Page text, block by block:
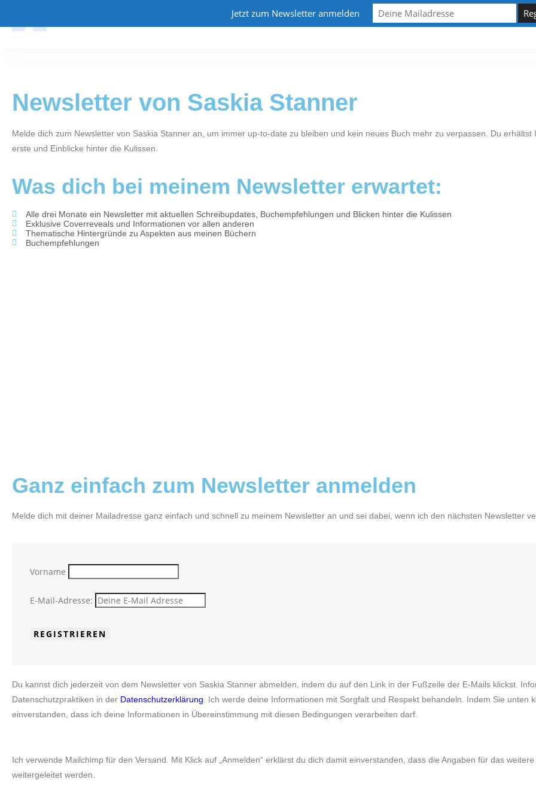
KURZGESCHICHTEN BLOG KONTAKT
Newsletter von Saskia Stanner
Melde dich zum Newsletter von Saskia Stanner an, um immer up-to-date zu bleiben und kein neues Buch mehr zu verpassen. Du
erste und Einblicke hinter die Kulissen.
Was dich bei meinem Newsletter erwartet:
Alle drei Monate ein Newsletter mit aktuellen Schreibupdates, Buchempfehlungen und Blicken hinter die Kulissen
Exklusive Coverreveals und Informationen vor allen anderen
Thematische Hintergründe zu Aspekten aus meinen Büchern
Buchempfehlungen
Ganz einfach zum Newsletter anmelden
Melde dich mit deiner Mailadresse ganz einfach und schnell zu meinem Newsletter an und sei dabei, wenn ich den nächsten Newsletter
Vorname
E-Mail-Adresse:
Du kannst dich jederzeit von dem Newsletter von Saskia Stanner abmelden, indem du auf den Link in der Fußzeile der E-Mails klickst.
Datenschutzpraktiken in der Datenschutzerklärung . Ich werde deine Informationen mit Sorgfalt und Respekt behandeln. Indem Sie unten
einverstanden, dass ich deine Informationen in Übereinstimmung mit diesen Bedingungen verarbeiten darf.
Ich verwende Mailchimp für den Versand. Mit Klick auf „Anmelden“ erklärst du dich damit einverstanden, dass die Angaben für das
weitergeleitet werden.
Jetzt zum Newsletter anmelden